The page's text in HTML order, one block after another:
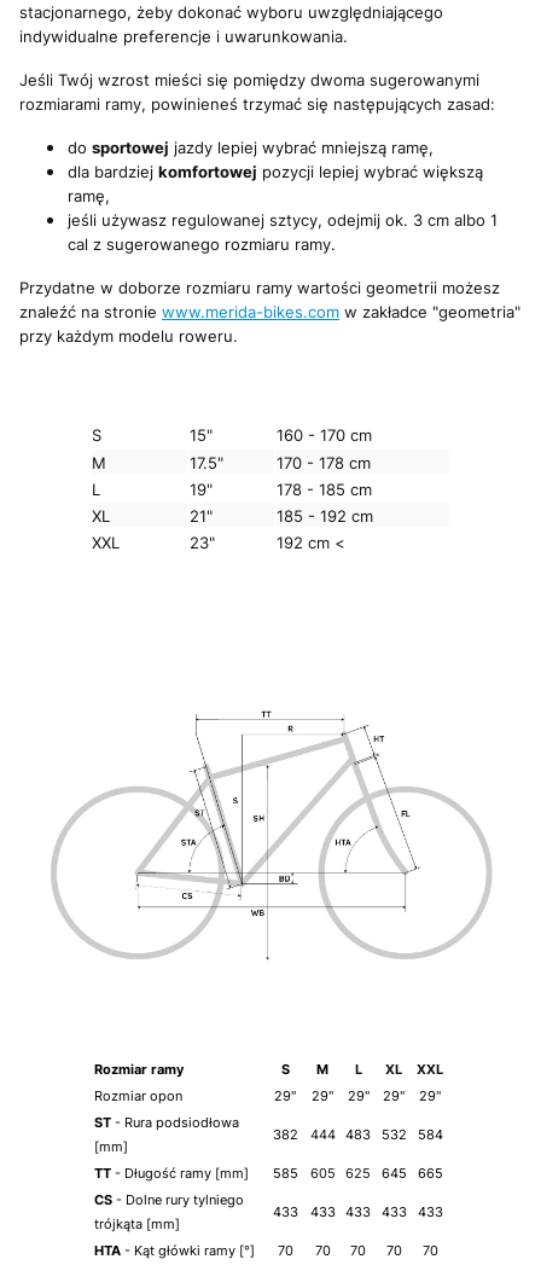
stacjonarnego, żeby dokonać wyboru uwzględniającego
indywidualne preferencje i uwarunkowania.
Jeśli Twój wzrost mieści się pomiędzy dwoma sugerowanymi
rozmiarami ramy, powinieneś trzymać się następujących zasad:
do sportowej jazdy lepiej wybrać mniejszą ramę,
dla bardziej komfortowej pozycji lepiej wybrać większą
ramę,
jeśli używasz regulowanej sztycy, odejmij ok. 3 cm albo 1
cal z sugerowanego rozmiaru ramy.
Przydatne w doborze rozmiaru ramy wartości geometrii możesz
znaleźć na stronie www.merida-bikes.com w zakładce "geometria"
przy każdym modelu roweru.
S 15"
160 - 170 cm
M
17.5"
170 - 178 cm
L
19"
178 - 185 cm
XL
21"
185 - 192 cm
XXL
23" 192 cm <
Rozmiar ramy S M L XL
XXL
Rozmiar opon
29" 29" 29" 29"
29"
ST - Rura podsiodłowa
[mm]
382 444 483 532 584
TT - Długość ramy [mm] 585 605 625 645
665
CS - Dolne rury tylniego
trójkąta [mm]
433 433 433 433 433
HTA - Kąt główki ramy [°] 70 70 70 70
70